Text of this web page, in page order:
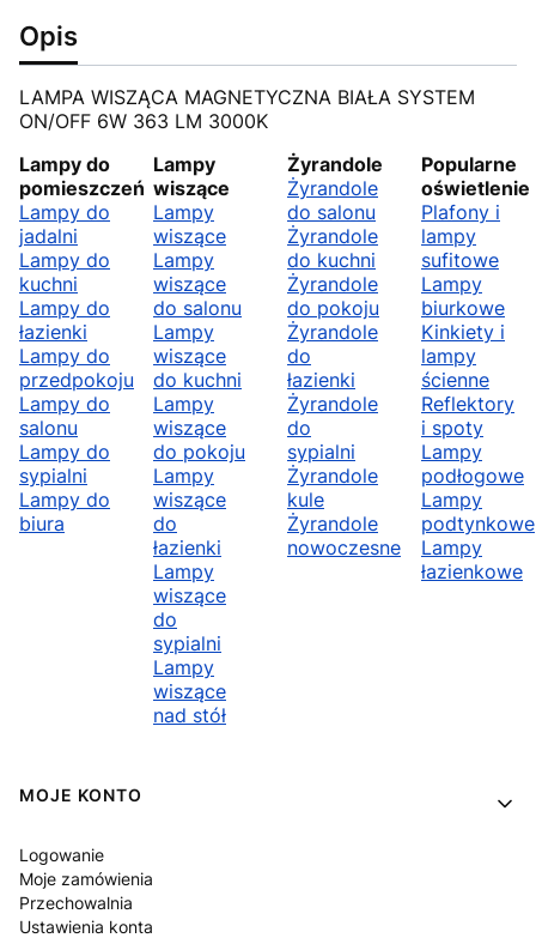
Opis
LAMPA WISZĄCA MAGNETYCZNA BIAŁA SYSTEM
ON/OFF 6W 363 LM 3000K
Lampy do
pomieszczeń
Lampy do
jadalni
Lampy do
kuchni
Lampy do
łazienki
Lampy do
przedpokoju
Lampy do
salonu
Lampy do
sypialni
Lampy do
biura
Lampy
wiszące
Lampy
wiszące
Lampy
wiszące
do salonu
Lampy
wiszące
do kuchni
Lampy
wiszące
do pokoju
Lampy
wiszące
do
łazienki
Lampy
wiszące
do
sypialni
Lampy
wiszące
nad stół
Żyrandole
Żyrandole
do salonu
Żyrandole
do kuchni
Żyrandole
do pokoju
Żyrandole
do
łazienki
Żyrandole
do
sypialni
Żyrandole
kule
Żyrandole
nowoczesne
Popularne
oświetlenie
Plafony i
lampy
sufitowe
Lampy
biurkowe
Kinkiety i
lampy
ścienne
Reflektory
i spoty
Lampy
podłogowe
Lampy
podtynkowe
Lampy
łazienkowe
Linki w stopce
MOJE KONTO
Logowanie
Moje zamówienia
Przechowalnia
Ustawienia konta